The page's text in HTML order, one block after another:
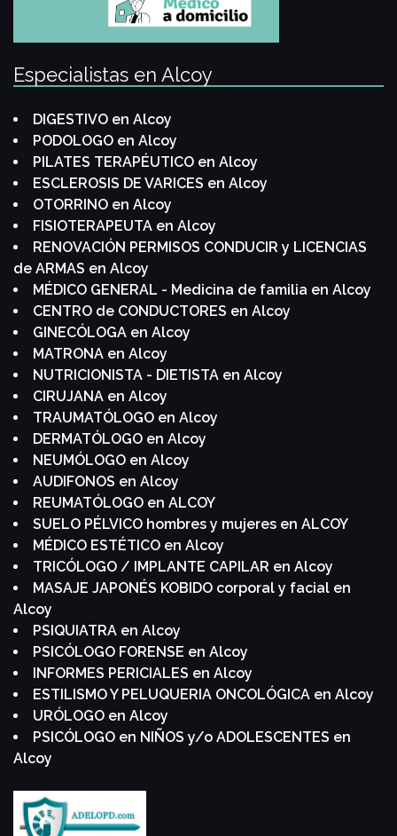
Especialistas en Alcoy
DIGESTIVO en Alcoy
PODOLOGO en Alcoy
PILATES TERAPÉUTICO en Alcoy
ESCLEROSIS DE VARICES en Alcoy
OTORRINO en Alcoy
FISIOTERAPEUTA en Alcoy
RENOVACIÓN PERMISOS CONDUCIR y LICENCIAS
de ARMAS en Alcoy
MÉDICO GENERAL - Medicina de familia en Alcoy
CENTRO de CONDUCTORES en Alcoy
GINECÓLOGA en Alcoy
MATRONA en Alcoy
NUTRICIONISTA - DIETISTA en Alcoy
CIRUJANA en Alcoy
TRAUMATÓLOGO en Alcoy
DERMATÓLOGO en Alcoy
NEUMÓLOGO en Alcoy
AUDIFONOS en Alcoy
REUMATÓLOGO en ALCOY
SUELO PÉLVICO hombres y mujeres en ALCOY
MÉDICO ESTÉTICO en Alcoy
TRICÓLOGO / IMPLANTE CAPILAR en Alcoy
MASAJE JAPONÉS KOBIDO corporal y facial en
Alcoy
PSIQUIATRA en Alcoy
PSICÓLOGO FORENSE en Alcoy
INFORMES PERICIALES en Alcoy
ESTILISMO Y PELUQUERIA ONCOLÓGICA en Alcoy
URÓLOGO en Alcoy
PSICÓLOGO en NIÑOS y/o ADOLESCENTES en
Alcoy